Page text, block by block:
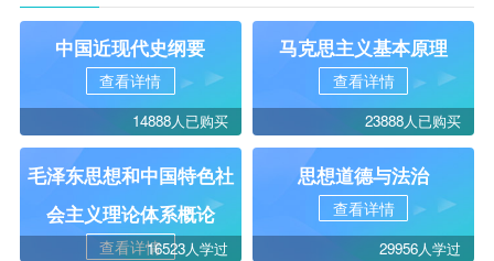
中国近现代史纲要
查看详情
14888人已购买
马克思主义基本原理
查看详情
23888人已购买
毛泽东思想和中国特色社
会主义理论体系概论
查看详情16523人学过
思想道德与法治
查看详情
29956人学过